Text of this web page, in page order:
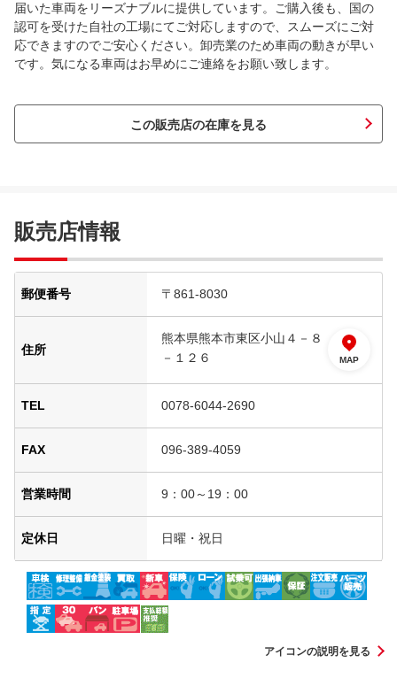
届いた車両をリーズナブルに提供しています。ご購入後も、国の
認可を受けた自社の工場にてご対応しますので、スムーズにご対
応できますのでご安心ください。卸売業のため車両の動きが早い
です。気になる車両はお早めにご連絡をお願い致します。
この販売店の在庫を見る
販売店情報
郵便番号 〒861-8030
住所
熊本県熊本市東区小山４－８
－１２６
MAP
TEL 0078-6044-2690
FAX 096-389-4059
営業時間 9：00～19：00
定休日 日曜・祝日
アイコンの説明を見る